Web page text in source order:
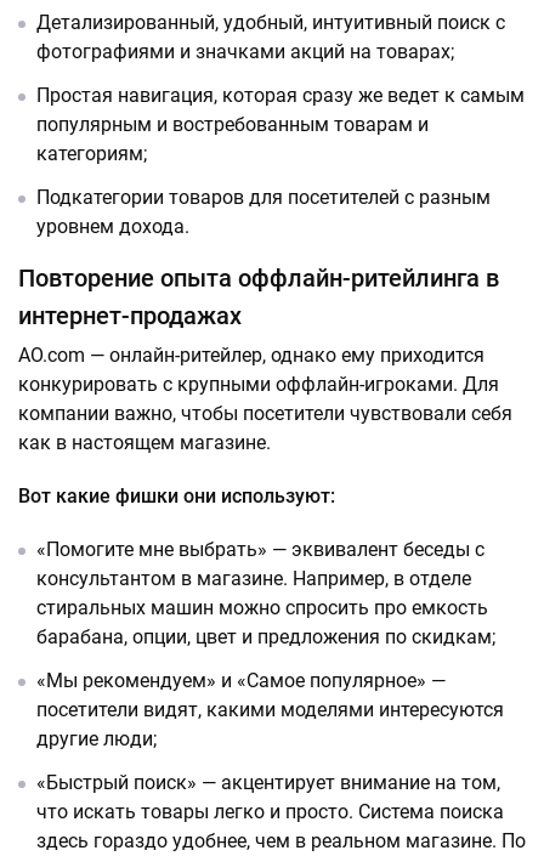
Детализированный, удобный, интуитивный поиск с
фотографиями и значками акций на товарах;
Простая навигация, которая сразу же ведет к самым
популярным и востребованным товарам и
категориям;
Подкатегории товаров для посетителей с разным
уровнем дохода.
Повторение опыта оффлайн-ритейлинга в
интернет-продажах
AO.com — онлайн-ритейлер, однако ему приходится
конкурировать с крупными оффлайн-игроками. Для
компании важно, чтобы посетители чувствовали себя
как в настоящем магазине.
Вот какие фишки они используют:
«Помогите мне выбрать» — эквивалент беседы с
консультантом в магазине. Например, в отделе
стиральных машин можно спросить про емкость
барабана, опции, цвет и предложения по скидкам;
«Мы рекомендуем» и «Самое популярное» —
посетители видят, какими моделями интересуются
другие люди;
«Быстрый поиск» — акцентирует внимание на том,
что искать товары легко и просто. Система поиска
здесь гораздо удобнее, чем в реальном магазине. По